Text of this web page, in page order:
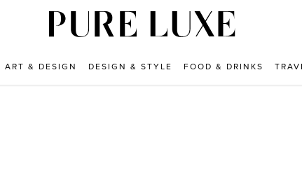
ART & DESIGN DESIGN & STYLE FOOD & DRINKS